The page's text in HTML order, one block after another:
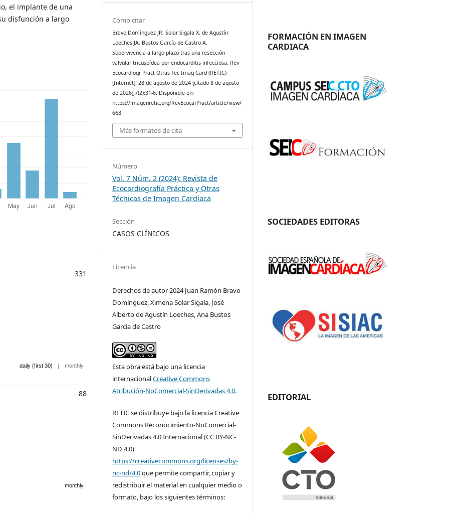
el implante de una
disfunción a largo
331
daily (first 30) | monthly
88
monthly
Cómo citar
Bravo Domínguez JR, Solar Sigala X, de Agustín
Loeches JA, Bustos García de Castro A.
Supervivencia a largo plazo tras una resección
valvular tricuspídea por endocarditis infecciosa. Rev
Ecocardiogr Pract Otras Tec Imag Card (RETIC)
[Internet]. 28 de agosto de 2024 [citado 8 de agosto
de 2026];7(2):31-6. Disponible en:
https://imagenretic.org/RevEcocarPract/article/view/
663
Más formatos de cita
Número
Vol. 7 Núm. 2 (2024): Revista de
Ecocardiografía Práctica y Otras
Técnicas de Imagen Cardíaca
Sección
CASOS CLÍNICOS
Licencia
Derechos de autor 2024 Juan Ramón Bravo
Domínguez, Ximena Solar Sigala, José
Alberto de Agustín Loeches, Ana Bustos
García de Castro
Esta obra está bajo una licencia
internacionalCreative Commons
Atribución-NoComercial-SinDerivadas 4.0.
RETIC se distribuye bajo la licencia Creative
Commons Reconocimiento-NoComercial-
SinDerivadas 4.0 Internacional (CC BY-NC-
ND 4.0)
https://creativecommons.org/licenses/by-
nc-nd/4.0que permite compartir, copiar y
redistribuir el material en cualquier medio o
formato, bajo los siguientes términos:
FORMACIÓN EN IMAGEN
CARDIACA
SOCIEDADES EDITORAS
EDITORIAL